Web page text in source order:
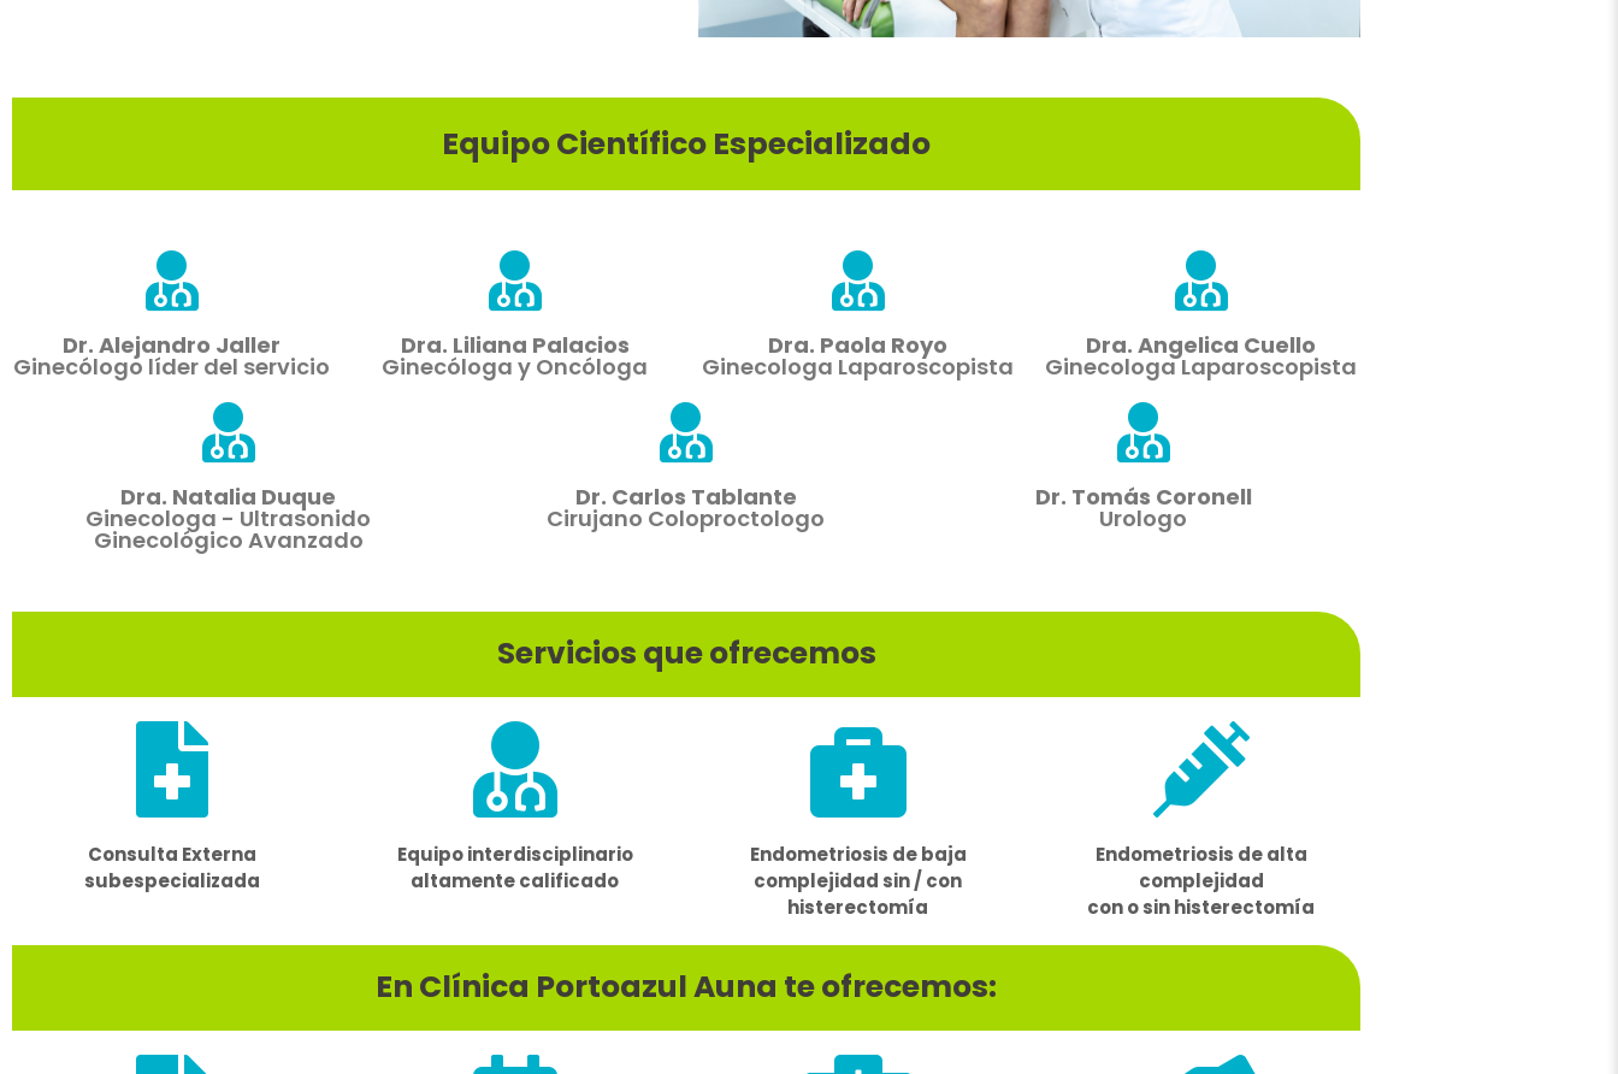
Equipo Científico Especializado
Dr. Alejandro Jaller
Ginecólogo líder del servicio
Dra. Liliana Palacios
Ginecóloga y Oncóloga
Dra. Paola Royo
Ginecologa Laparoscopista
Dra. Angelica Cuello
Ginecologa Laparoscopista
Dra. Natalia Duque
Ginecologa - Ultrasonido
Ginecológico Avanzado
Dr. Carlos Tablante
Cirujano Coloproctologo
Dr. Tomás Coronell
Urologo
Servicios que ofrecemos
Consulta Externa
subespecializada
Equipo interdisciplinario
altamente calificado
Endometriosis de baja
complejidad sin / con
histerectomía
Endometriosis de alta
complejidad
con o sin histerectomía
En Clínica Portoazul Auna te ofrecemos: